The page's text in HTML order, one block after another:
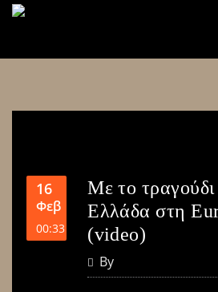
16
Φεβ
00:33
Με το
Ελλάδα στη
(video)
By